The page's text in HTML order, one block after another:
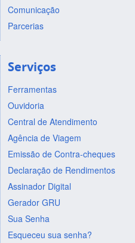
Comunicação
Parcerias
Serviços
Ferramentas
Ouvidoria
Central de Atendimento
Agência de Viagem
Emissão de Contra-cheques
Declaração de Rendimentos
Assinador Digital
Gerador GRU
Sua Senha
Esqueceu sua senha?